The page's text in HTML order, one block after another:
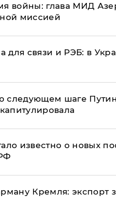
войны: глава МИД
миссией
для связи и РЭБ: в
следующем шаге
известно о новых
Кремля: экспорт